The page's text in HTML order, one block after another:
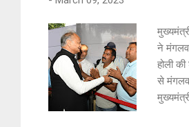
ने
होली
से